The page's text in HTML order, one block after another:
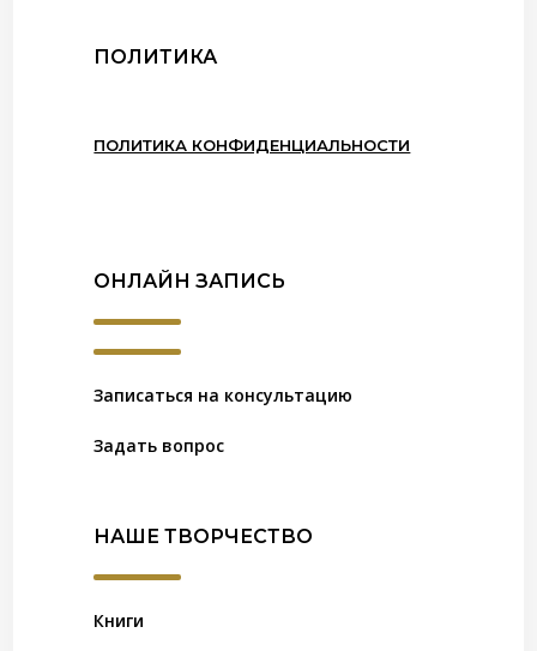
ПОЛИТИКА
ПОЛИТИКА КОНФИДЕНЦИАЛЬНОСТИ
ОНЛАЙН ЗАПИСЬ
Записаться на консультацию
Задать вопрос
НАШЕ ТВОРЧЕСТВО
Книги